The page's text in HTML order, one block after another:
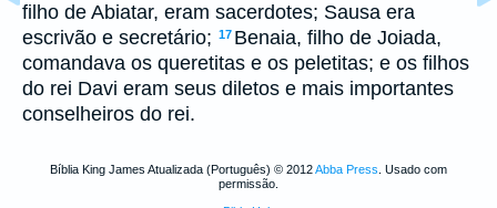
filho de Abiatar, eram sacerdotes; Sausa era
escrivão e secretário; 17 Benaia, filho de Joiada,
comandava os queretitas e os peletitas; e os filhos
do rei Davi eram seus diletos e mais importantes
conselheiros do rei.
Bíblia King James Atualizada (Português) © 2012Abba Press . Usado com
permissão.